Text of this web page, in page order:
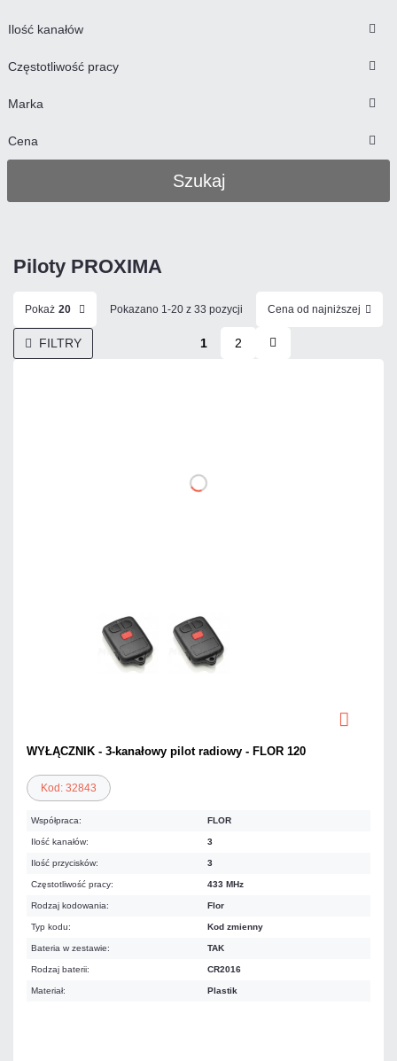
Ilość kanałów
Częstotliwość pracy
Marka
Cena
Szukaj
Piloty PROXIMA
Pokaż 20 Pokazano 1-20 z 33 pozycji Cena od najniższej
1 2
FILTRY
WYŁĄCZNIK - 3-kanałowy pilot radiowy - FLOR 120
Kod: 32843
Współpraca: FLOR
Ilość kanałów: 3
Ilość przycisków: 3
Częstotliwość pracy: 433 MHz
Rodzaj kodowania: Flor
Typ kodu: Kod zmienny
Bateria w zestawie: TAK
Rodzaj baterii: CR2016
Materiał: Plastik